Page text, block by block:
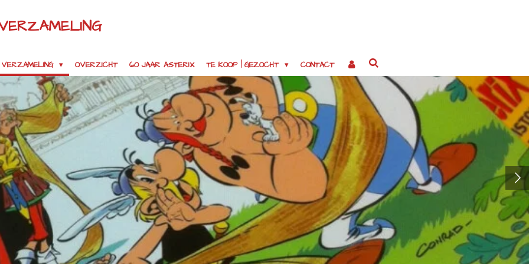
VERZAMELING OVERZICHT 60 JAAR ASTERIX TE KOOP | GEZOCHT CONTACT